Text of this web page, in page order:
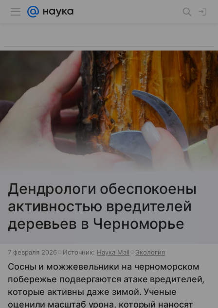
Дендрологи обеспокоены
активностью вредителей
деревьев в Черноморье
7 февраля 2026 Источник: Наука Mail Экология
Сосны и можжевельники на черноморском
побережье подвергаются атаке вредителей,
которые активны даже зимой. Ученые
оценили масштаб урона, который наносят